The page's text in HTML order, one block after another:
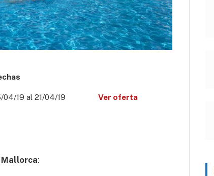
04/19 al 21/04/19 Ver oferta
: